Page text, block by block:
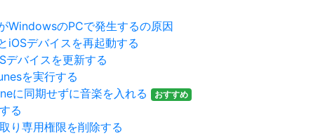
WindowsのPCで発生するの原因
iOSデバイスを再起動する
デバイスを更新する
を実行する
に同期せずに音楽を入れる
おすすめ
る
り専用権限を削除する